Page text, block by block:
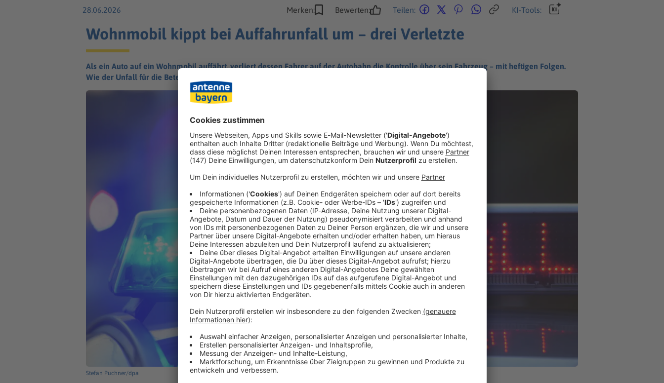
28.06.2026 Merken: Bewerten: Teilen: KI-Tools:
Wohnmobil kippt bei Auffahrunfall um – drei Verletzte
Als ein Auto auf ein Wohnmobil auffährt, verliert dessen Fahrer auf der Autobahn die Kontrolle über sein Fahrzeug – mit heftigen Folgen.
Wie der Unfall für die Beteiligten ausging.
Stefan Puchner/dpa